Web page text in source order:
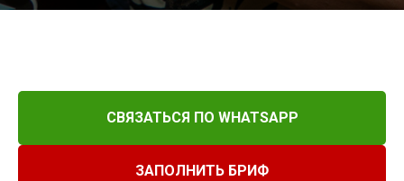
СВЯЗАТЬСЯ ПО WHATSAPP
ЗАПОЛНИТЬ БРИФ